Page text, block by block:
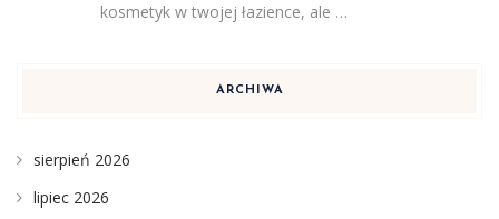
kosmetyk w twojej łazience, ale …
ARCHIWA
sierpień 2026
lipiec 2026